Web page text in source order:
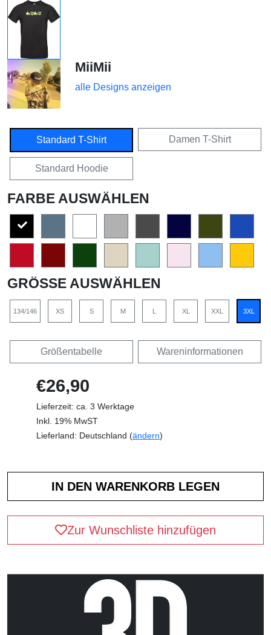
MiiMii
alle Designs anzeigen
Standard T-Shirt Damen T-Shirt
Standard Hoodie
FARBE AUSWÄHLEN
GRÖSSE AUSWÄHLEN
134/146 XS S M L XL XXL 3XL
Größentabelle Wareninformationen
€26,90
Lieferzeit: ca. 3 Werktage
Inkl. 19% MwST
Lieferland: Deutschland (ändern)
Zur Wunschliste hinzufügen